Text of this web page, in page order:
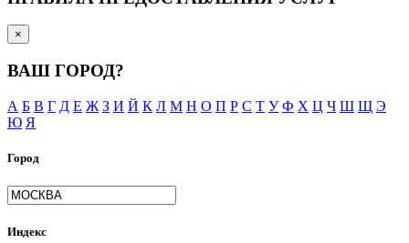
×
ВАШ ГОРОД?
А Б В Г Д Е Ж З И Й К Л М Н О П Р С Т У Ф Х Ц Ч Ш Щ Э
Ю Я
Город
Индекс